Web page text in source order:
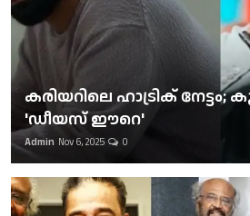
കരിയറിലെ ഹാട്രിക് നേട്ടം;
'ഡീയസ് ഈറെ'
Admin Nov 6, 2025 0